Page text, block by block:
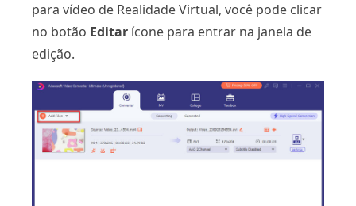
para vídeo de Realidade Virtual, você pode clicar
no botão Editar ícone para entrar na janela de
edição.